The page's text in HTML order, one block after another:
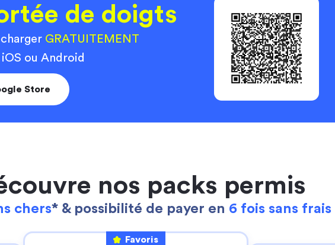
Continuer sans accepter
Ta gestion des cookies
de doigts
GRATUITEMENT
ou Android
Store
nos packs permis
chers* & possibilité de payer en 6 fois sans frais
Favoris